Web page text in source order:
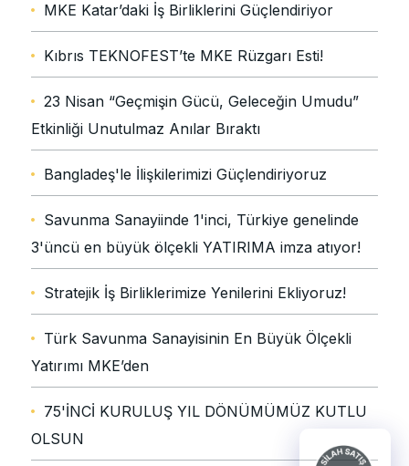
MKE Katar’daki İş Birliklerini Güçlendiriyor
Kıbrıs TEKNOFEST’te MKE Rüzgarı Esti!
23 Nisan “Geçmişin Gücü, Geleceğin Umudu”
Etkinliği Unutulmaz Anılar Bıraktı
Bangladeş'le İlişkilerimizi Güçlendiriyoruz
Savunma Sanayiinde 1'inci, Türkiye genelinde
3'üncü en büyük ölçekli YATIRIMA imza atıyor!
Stratejik İş Birliklerimize Yenilerini Ekliyoruz!
Türk Savunma Sanayisinin En Büyük Ölçekli
Yatırımı MKE’den
75'İNCİ KURULUŞ YIL DÖNÜMÜMÜZ KUTLU
OLSUN